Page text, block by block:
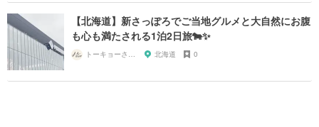
【北海道】新さっぽろでご当地グルメと大自然にお腹
も心も満たされる1泊2日旅🐄✨
トーキョーさんぽ 北海道 0